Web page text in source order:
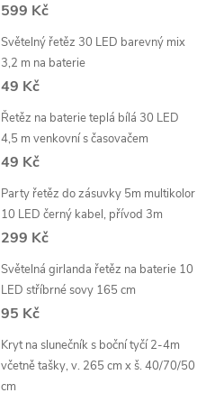
599 Kč
Světelný řetěz 30 LED barevný mix
3,2 m na baterie
49 Kč
Řetěz na baterie teplá bílá 30 LED
4,5 m venkovní s časovačem
49 Kč
Party řetěz do zásuvky 5m multikolor
10 LED černý kabel, přívod 3m
299 Kč
Světelná girlanda řetěz na baterie 10
LED stříbrné sovy 165 cm
95 Kč
Kryt na slunečník s boční tyčí 2-4m
včetně tašky, v. 265 cm x š. 40/70/50
cm